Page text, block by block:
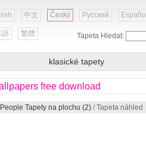
中文 Český Русский Español
語 繁體 Tapeta Hledat:
klasické tapety
free download
Tapety na plochu (2) / Tapeta náhled